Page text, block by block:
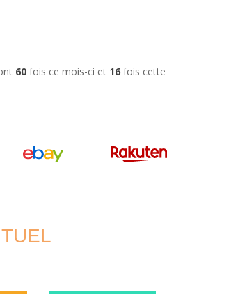
60fois ce mois-ci et 16fois cette